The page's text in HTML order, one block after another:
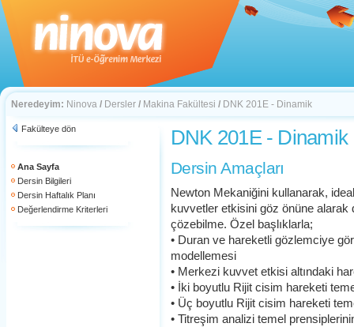
Neredeyim: Ninova / Dersler / Makina Fakültesi / DNK 201E - Dinamik
Fakülteye dön
Ana Sayfa
Dersin Bilgileri
Dersin Haftalık Planı
Değerlendirme Kriterleri
DNK 201E - Dinamik
Dersin Amaçları
Newton Mekaniğini kullanarak,
kuvvetler etkisini göz önüne
çözebilme. Özel başlıklarla;
• Duran ve hareketli gözlemciye
modellemesi
• Merkezi kuvvet etkisi altındaki
• İki boyutlu Rijit cisim hareketi
• Üç boyutlu Rijit cisim hareketi
• Titreşim analizi temel